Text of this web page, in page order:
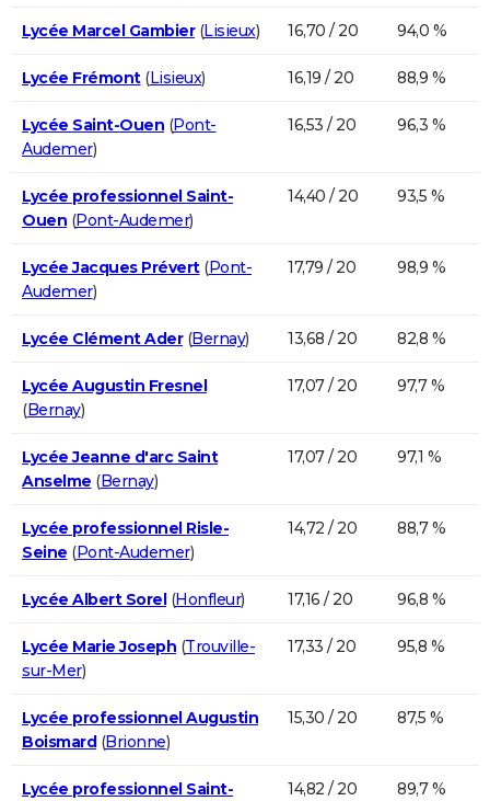
Lycée Marcel Gambier(Lisieux) 16,70 / 20 94,0 %
Lycée Frémont(Lisieux) 16,19 / 20 88,9 %
Lycée Saint-Ouen (Pont-
Audemer)
16,53 / 20 96,3 %
Lycée professionnel Saint-
Ouen (Pont-Audemer)
14,40 / 20 93,5 %
Lycée Jacques Prévert(Pont-
Audemer)
17,79 / 20 98,9 %
Lycée Clément Ader(Bernay) 13,68 / 20 82,8 %
Lycée Augustin Fresnel
(Bernay)
17,07 / 20 97,7 %
Lycée Jeanne d'arc Saint
Anselme (Bernay)
17,07 / 20 97,1 %
Lycée professionnel Risle-
Seine (Pont-Audemer)
14,72 / 20 88,7 %
Lycée Albert Sorel(Honfleur) 17,16 / 20 96,8 %
Lycée Marie Joseph (Trouville-
sur-Mer)
17,33 / 20 95,8 %
Lycée professionnel Augustin
Boismard(Brionne)
15,30 / 20 87,5 %
Lycée professionnel Saint- 14,82 / 20 89,7 %